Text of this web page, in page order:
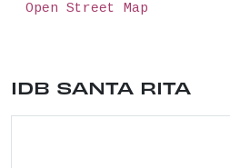
Open Street Map
IDB SANTA RITA
Ubicación del lugar: